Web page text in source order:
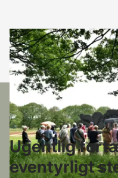
Ugentlig
eventyrligt